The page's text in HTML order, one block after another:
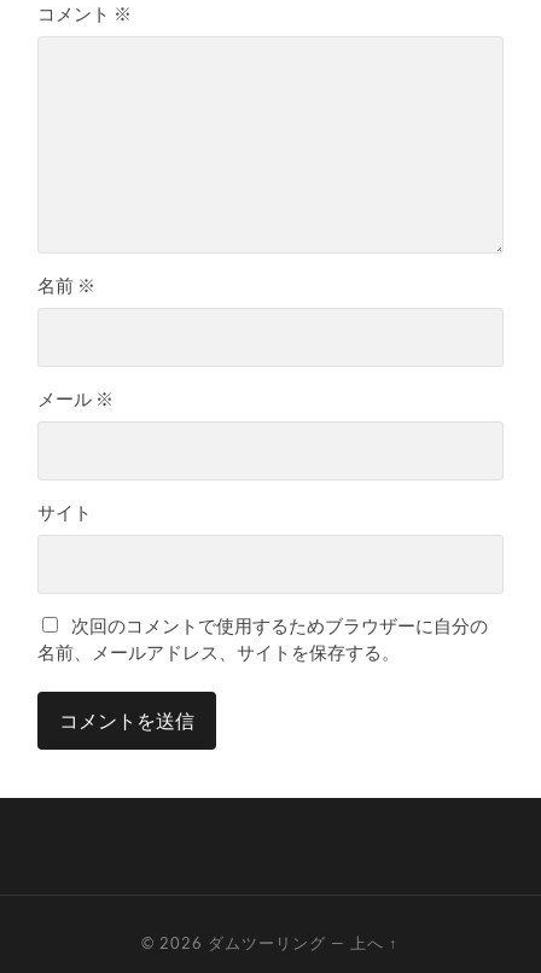
コメント ※
名前 ※
メール ※
サイト
次回のコメントで使用するためブラウザーに自分の
名前、メールアドレス、サイトを保存する。
© 2026 ダムツーリング — 上へ ↑